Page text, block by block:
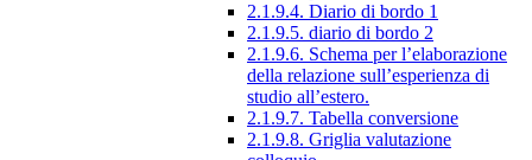
2.1.9.4. Diario di bordo 1
2.1.9.5. diario di bordo 2
2.1.9.6. Schema per l’elaborazione
della relazione sull’esperienza di
studio all’estero.
2.1.9.7. Tabella conversione
2.1.9.8. Griglia valutazione